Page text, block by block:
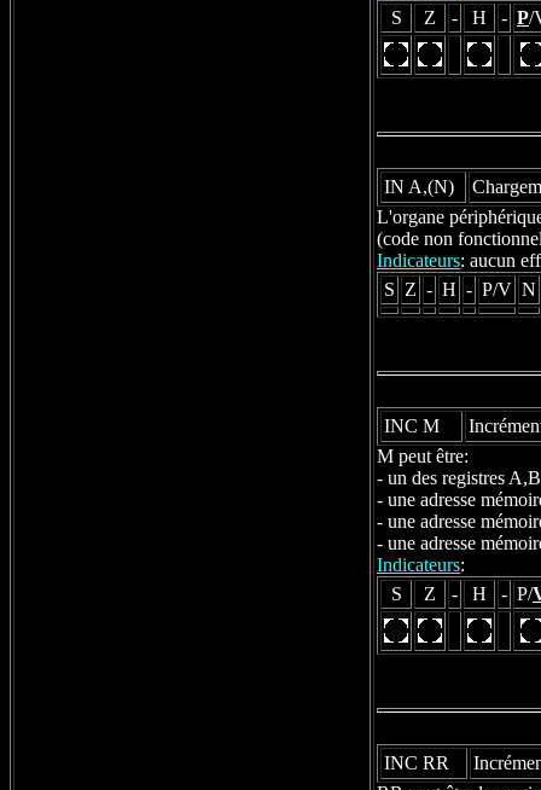
S
Z - H - P/
IN A,(N)
L'organe
(code non
Indicateurs: aucun
S Z - H - P/V N
INC M
M peut être:
- un des registres
- une adresse
- une adresse
- une adresse
Indicateurs:
S
Z - H - P/
INC RR